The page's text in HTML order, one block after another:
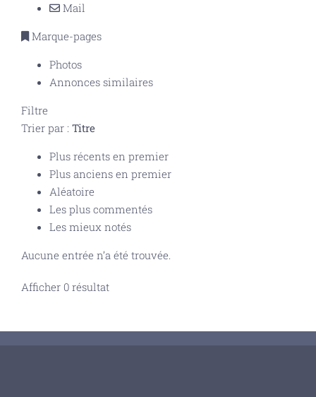
Mail
Marque-pages
Photos
Annonces similaires
Filtre
Trier par : Titre
Plus récents en premier
Plus anciens en premier
Aléatoire
Les plus commentés
Les mieux notés
Aucune entrée n’a été trouvée.
Afficher 0 résultat